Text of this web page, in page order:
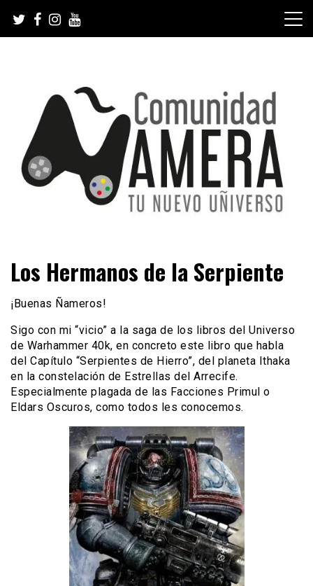
content
Comunidad Ñamera
Los Hermanos de la Serpiente
¡Buenas Ñameros!
Sigo con mi “vicio” a la saga de los libros del Universo
de Warhammer 40k, en concreto este libro que habla
del Capítulo “Serpientes de Hierro”, del planeta Ithaka
en la constelación de Estrellas del Arrecife.
Especialmente plagada de las Facciones Primul o
Eldars Oscuros, como todos les conocemos.